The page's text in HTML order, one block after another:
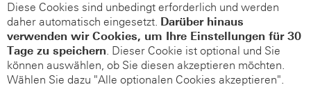
Diese Cookies sind unbedingt erforderlich und werden
daher automatisch eingesetzt. Darüber hinaus
verwenden wir Cookies, um Ihre Einstellungen für 30
Tage zu speichern. Dieser Cookie ist optional und Sie
können auswählen, ob Sie diesen akzeptieren möchten.
Wählen Sie dazu "Alle optionalen Cookies akzeptieren".